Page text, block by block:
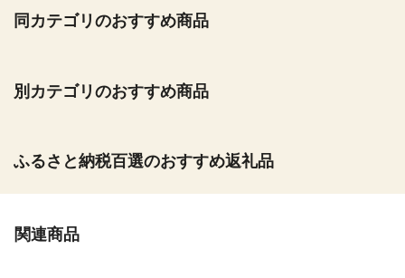
同カテゴリのおすすめ商品
別カテゴリのおすすめ商品
ふるさと納税百選のおすすめ返礼品
関連商品